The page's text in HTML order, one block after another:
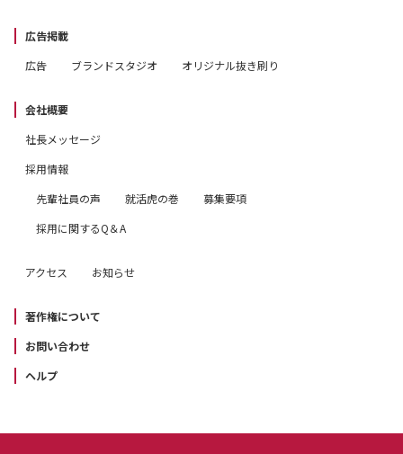
広告掲載
広告
ブランドスタジオ オリジナル抜き刷り
会社概要
社長メッセージ
採用情報
先輩社員の声
就活虎の巻
募集要項
採用に関するQ＆A
アクセス お知らせ
著作権について
お問い合わせ
ヘルプ